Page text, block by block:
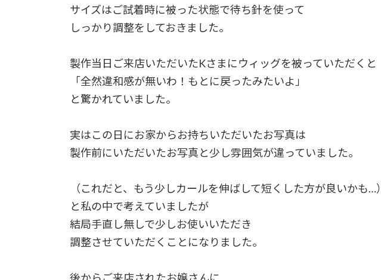
サイズはご試着時に被った状態で待ち針を使って
しっかり調整をしておきました。
製作当日ご来店いただいたKさまにウィッグを被っていただくと
「全然違和感が無いわ！もとに戻ったみたいよ」
と驚かれていました。
実はこの日にお家からお持ちいただいたお写真は
製作前にいただいたお写真と少し雰囲気が違っていました。
（これだと、もう少しカールを伸ばして短くした方が良いかも…）
と私の中で考えていましたが
結局手直し無しで少しお使いいただき
調整させていただくことになりました。